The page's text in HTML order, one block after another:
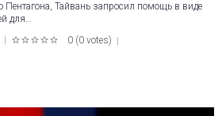
Тайвань запросил помощь в виде
для…
0 (0 votes)